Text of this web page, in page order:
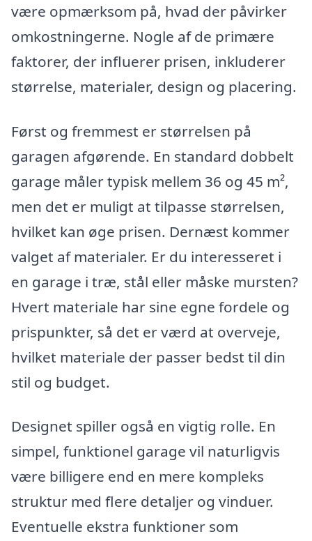
være opmærksom på, hvad der påvirker
omkostningerne. Nogle af de primære
faktorer, der influerer prisen, inkluderer
størrelse, materialer, design og placering.
Først og fremmest er størrelsen på
garagen afgørende. En standard dobbelt
garage måler typisk mellem 36 og 45 m²,
men det er muligt at tilpasse størrelsen,
hvilket kan øge prisen. Dernæst kommer
valget af materialer. Er du interesseret i
en garage i træ, stål eller måske mursten?
Hvert materiale har sine egne fordele og
prispunkter, så det er værd at overveje,
hvilket materiale der passer bedst til din
stil og budget.
Designet spiller også en vigtig rolle. En
simpel, funktionel garage vil naturligvis
være billigere end en mere kompleks
struktur med flere detaljer og vinduer.
Eventuelle ekstra funktioner som